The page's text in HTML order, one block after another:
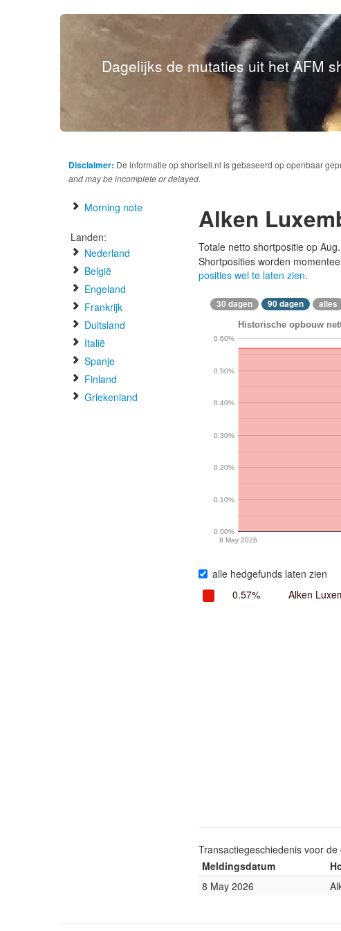
Dagelijks de mutaties uit het AFM
Disclaimer: De informatie op shortsell.nl is gebaseerd op openbaar
and may be incomplete or delayed.
Morning note
Landen:
Nederland
België
Engeland
Frankrijk
Duitsland
Italië
Spanje
Finland
Griekenland
Alken
Totale netto shortpositie op
Shortposities worden
posities wel te laten zien.
30 dagen 90 dagen alles
Historische opbouw
8 May 2026
0.00%
0.10%
0.20%
0.30%
0.40%
0.50%
0.60%
alle hedgefunds laten zien
0.57%
Alken
Transactiegeschiedenis voor
Meldingsdatum
8 May 2026